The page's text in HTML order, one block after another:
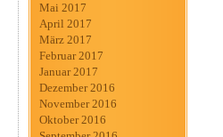
Mai 2017
April 2017
März 2017
Februar 2017
Januar 2017
Dezember 2016
November 2016
Oktober 2016